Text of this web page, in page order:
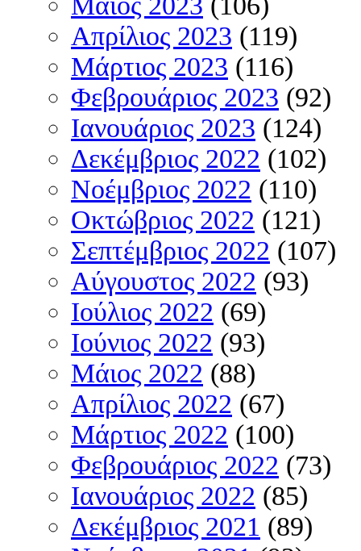
Απρίλιος 2023 (119)
Μάρτιος 2023 (116)
Φεβρουάριος 2023 (92)
Ιανουάριος 2023 (124)
Δεκέμβριος 2022 (102)
Νοέμβριος 2022 (110)
Οκτώβριος 2022 (121)
Σεπτέμβριος 2022 (107)
Αύγουστος 2022 (93)
Ιούλιος 2022 (69)
Ιούνιος 2022 (93)
Μάιος 2022 (88)
Απρίλιος 2022 (67)
Μάρτιος 2022 (100)
Φεβρουάριος 2022 (73)
Ιανουάριος 2022 (85)
Δεκέμβριος 2021 (89)